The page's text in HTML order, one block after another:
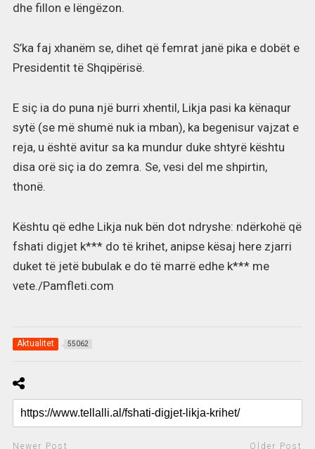
dhe fillon e lëngëzon.
S’ka faj xhanëm se, dihet që femrat janë pika e dobët e
Presidentit të Shqipërisë.
E siç ia do puna një burri xhentil, Likja pasi ka kënaqur
sytë (se më shumë nuk ia mban), ka begenisur vajzat e
reja, u është avitur sa ka mundur duke shtyrë kështu
disa orë siç ia do zemra. Se, vesi del me shpirtin,
thonë.
Kështu që edhe Likja nuk bën dot ndryshe: ndërkohë që
fshati digjet k*** do të krihet, anipse kësaj here zjarri
duket të jetë bubulak e do të marrë edhe k*** me
vete./Pamfleti.com
Aktualitet 55062
Newer Post Older Post